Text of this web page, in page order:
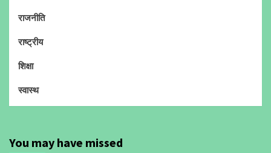
राजनीति
राष्ट्रीय
शिक्षा
स्वास्थ
You may have missed